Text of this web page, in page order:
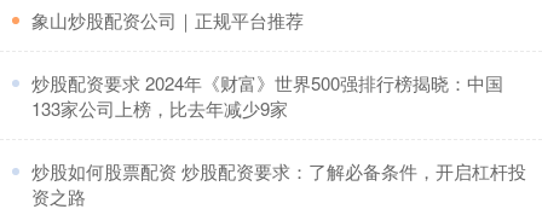
​象山炒股配资公司｜正规平台推荐
​炒股配资要求 2024年《财富》世界500强排行榜揭晓：中国
133家公司上榜，比去年减少9家
​炒股如何股票配资 炒股配资要求：了解必备条件，开启杠杆投
资之路